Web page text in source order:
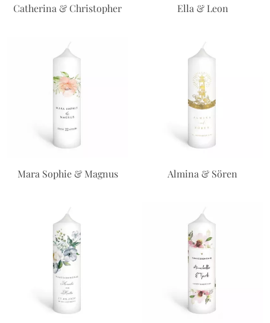
Catherina & Christopher Ella & Leon
Mara Sophie & Magnus Almina & Sören